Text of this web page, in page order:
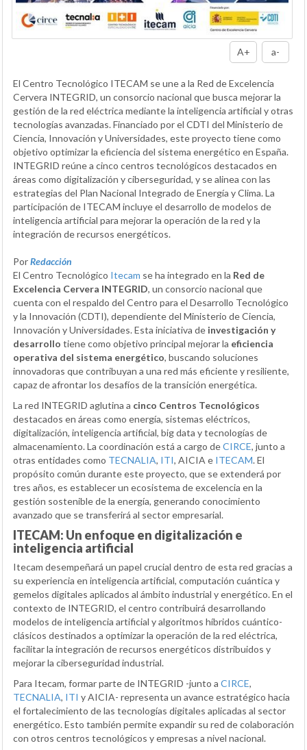
A+ a-
El Centro Tecnológico ITECAM se une a la Red de Excelencia
Cervera INTEGRID, un consorcio nacional que busca mejorar la
gestión de la red eléctrica mediante la inteligencia artificial y otras
tecnologías avanzadas. Financiado por el CDTI del Ministerio de
Ciencia, Innovación y Universidades, este proyecto tiene como
objetivo optimizar la eficiencia del sistema energético en España.
INTEGRID reúne a cinco centros tecnológicos destacados en
áreas como digitalización y ciberseguridad, y se alinea con las
estrategias del Plan Nacional Integrado de Energía y Clima. La
participación de ITECAM incluye el desarrollo de modelos de
inteligencia artificial para mejorar la operación de la red y la
integración de recursos energéticos.
PorRedacción
El Centro Tecnológico Itecam se ha integrado en la Red de
Excelencia Cervera INTEGRID, un consorcio nacional que
cuenta con el respaldo del Centro para el Desarrollo Tecnológico
y la Innovación (CDTI), dependiente del Ministerio de Ciencia,
Innovación y Universidades. Esta iniciativa de investigación y
desarrollo tiene como objetivo principal mejorar la eficiencia
operativa del sistema energético, buscando soluciones
innovadoras que contribuyan a una red más eficiente y resiliente,
capaz de afrontar los desafíos de la transición energética.
La red INTEGRID aglutina a cinco Centros Tecnológicos
destacados en áreas como energía, sistemas eléctricos,
digitalización, inteligencia artificial, big data y tecnologías de
almacenamiento. La coordinación está a cargo deCIRCE, junto a
otras entidades como TECNALIA, ITI, AICIA e ITECAM. El
propósito común durante este proyecto, que se extenderá por
tres años, es establecer un ecosistema de excelencia en la
gestión sostenible de la energía, generando conocimiento
avanzado que se transferirá al sector empresarial.
ITECAM: Un enfoque en digitalización e
inteligencia artificial
Itecam desempeñará un papel crucial dentro de esta red gracias a
su experiencia en inteligencia artificial, computación cuántica y
gemelos digitales aplicados al ámbito industrial y energético. En el
contexto de INTEGRID, el centro contribuirá desarrollando
modelos de inteligencia artificial y algoritmos híbridos cuántico-
clásicos destinados a optimizar la operación de la red eléctrica,
facilitar la integración de recursos energéticos distribuidos y
mejorar la ciberseguridad industrial.
Para Itecam, formar parte de INTEGRID -junto a CIRCE,
TECNALIA, ITI y AICIA- representa un avance estratégico hacia
el fortalecimiento de las tecnologías digitales aplicadas al sector
energético. Esto también permite expandir su red de colaboración
con otros centros tecnológicos y empresas a nivel nacional.